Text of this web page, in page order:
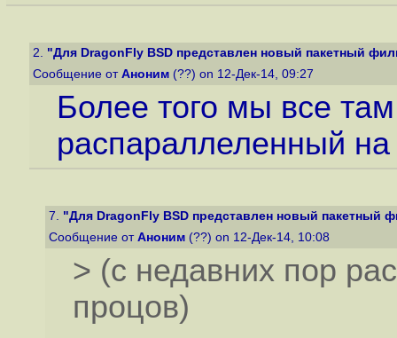
2. "Для DragonFly BSD представлен новый пакетный
Сообщение от Аноним (??) on 12-Дек-14, 09:27
Более того мы все
распараллеленный на
7. "Для DragonFly BSD представлен новый пакетный
Сообщение от Аноним (??) on 12-Дек-14, 10:08
> (с недавних пор
процов)